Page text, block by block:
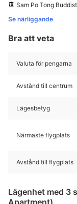
Sam Po Tong Buddistiskt
Se närliggande
Bra att veta
Valuta för pengarna
Avstånd till centrum
Lägesbetyg
Närmaste flygplats
Avstånd till flygplats
Lägenhet med 3